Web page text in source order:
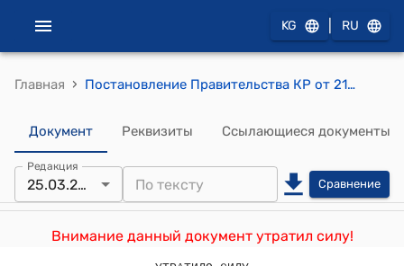
KG RU
Главная › Постановление Правительства КР от 21 сентября 2007 года № 427 "Об увольнении в запас из рядов Вооруженных Сил и других воинских формирований Кыргызской Республики военнослужащих и служащих альтернативной (вневойсковой) службы, выслуживших установленные сроки действительной военной и альтернативной (вневойсковой) служб, а также об очередном призыве граждан на действительную военную и альтернативную (вневойсковую) службы в октябре-декабре 2007 года"
Документ Реквизиты Ссылающиеся документы
Редакция
25.03.2022 Сравнение
Внимание данный документ утратил силу!